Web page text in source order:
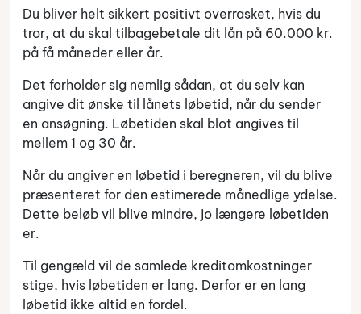
Du bliver helt sikkert positivt overrasket, hvis du
tror, at du skal tilbagebetale dit lån på 60.000 kr.
på få måneder eller år.
Det forholder sig nemlig sådan, at du selv kan
angive dit ønske til lånets løbetid, når du sender
en ansøgning. Løbetiden skal blot angives til
mellem 1 og 30 år.
Når du angiver en løbetid i beregneren, vil du blive
præsenteret for den estimerede månedlige ydelse.
Dette beløb vil blive mindre, jo længere løbetiden
er.
Til gengæld vil de samlede kreditomkostninger
stige, hvis løbetiden er lang. Derfor er en lang
løbetid ikke altid en fordel.